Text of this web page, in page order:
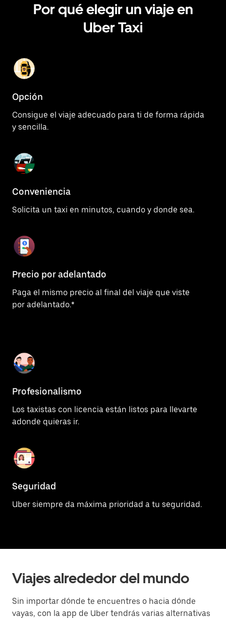
Por qué elegir un viaje en
Uber Taxi
Opción
Consigue el viaje adecuado para ti de forma rápida
y sencilla.
Conveniencia
Solicita un taxi en minutos, cuando y donde sea.
Precio por adelantado
Paga el mismo precio al final del viaje que viste
por adelantado.*
Profesionalismo
Los taxistas con licencia están listos para llevarte
adonde quieras ir.
Seguridad
Uber siempre da máxima prioridad a tu seguridad.
Viajes alrededor del mundo
Sin importar dónde te encuentres o hacia dónde
vayas, con la app de Uber tendrás varias alternativas